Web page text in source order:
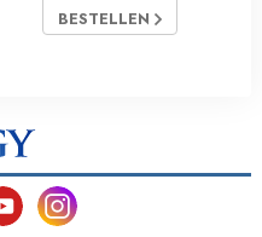
BESTELLEN